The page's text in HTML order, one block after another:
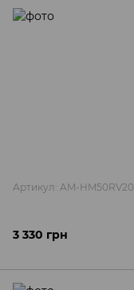
Артикул: AM-HM50RV20
3 330 грн